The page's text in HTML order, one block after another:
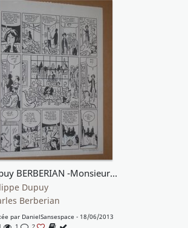
Dupuy BERBERIAN -Monsieur Jean t5
Dupuy
Berberian
par DanielSansespace - 18/06/2013
1 2